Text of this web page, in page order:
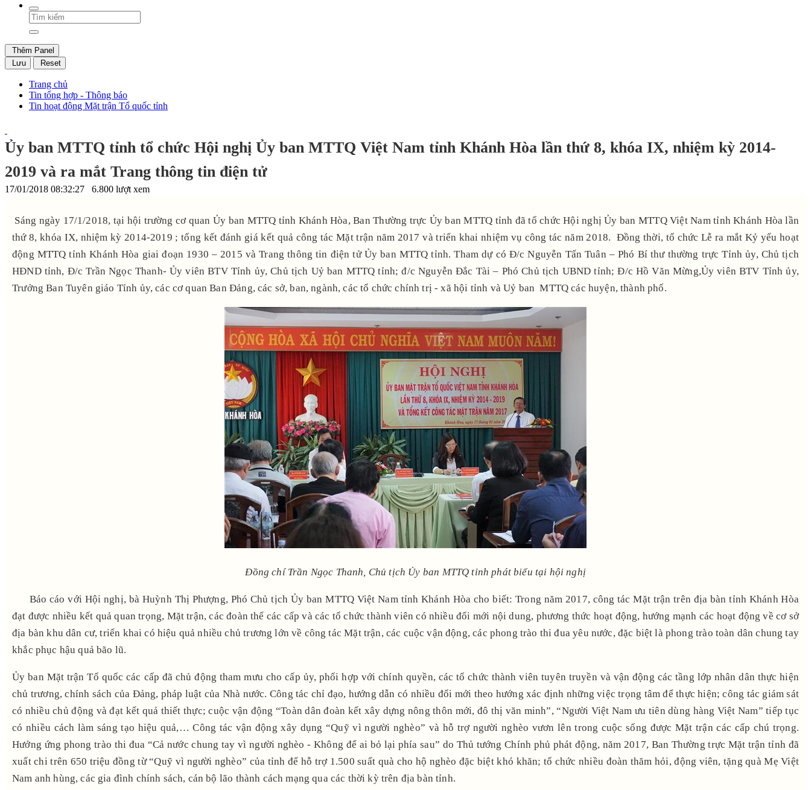
Thêm Panel
Lưu
Reset
Trang chủ
Tin tổng hợp - Thông báo
Tin hoạt động Mặt trận Tổ quốc tỉnh
Ủy ban MTTQ tỉnh tổ chức Hội nghị Ủy ban MTTQ Việt Nam tỉnh Khánh Hòa lần thứ 8, khóa IX, nhiệm kỳ 2014-
2019 và ra mắt Trang thông tin điện tử
17/01/2018 08:32:27 6.800 lượt xem
Sáng ngày 17/1/2018, tại hội trường cơ quan Ủy ban MTTQ tỉnh Khánh Hòa, Ban Thường trực Ủy ban MTTQ tỉnh đã tổ chức Hội nghị Ủy ban MTTQ Việt Nam tỉnh Khánh Hòa lần
thứ 8, khóa IX, nhiệm kỳ 2014-2019 ; tổng kết đánh giá kết quả công tác Mặt trận năm 2017 và triển khai nhiệm vụ công tác năm 2018. Đồng thời, tổ chức Lễ ra mắt Kỷ yếu hoạt
động MTTQ tỉnh Khánh Hòa giai đoạn 1930 – 2015 và Trang thông tin điện tử Ủy ban MTTQ tỉnh. Tham dự có Đ/c Nguyễn Tấn Tuân – Phó Bí thư thường trực Tỉnh ủy, Chủ tịch
HĐND tỉnh, Đ/c Trần Ngọc Thanh- Ủy viên BTV Tỉnh ủy, Chủ tịch Uỷ ban MTTQ tỉnh; đ/c Nguyễn Đắc Tài – Phó Chủ tịch UBND tỉnh; Đ/c Hồ Văn Mừng,Ủy viên BTV Tỉnh ủy,
Trưởng Ban Tuyên giáo Tỉnh ủy, các cơ quan Ban Đảng, các sở, ban, ngành, các tổ chức chính trị - xã hội tỉnh và Uỷ ban MTTQ các huyện, thành phố.
Đồng chí Trần Ngọc Thanh, Chủ tịch Ủy ban MTTQ tỉnh phát biểu tại hội nghị
Báo cáo với Hội nghị, bà Huỳnh Thị Phượng, Phó Chủ tịch Ủy ban MTTQ Việt Nam tỉnh Khánh Hòa cho biết: Trong năm 2017, công tác Mặt trận trên địa bàn tỉnh Khánh Hòa
đạt được nhiều kết quả quan trọng, Mặt trận, các đoàn thể các cấp và các tổ chức thành viên có nhiều đổi mới nội dung, phương thức hoạt động, hướng mạnh các hoạt động về cơ sở
địa bàn khu dân cư, triển khai có hiệu quả nhiều chủ trương lớn về công tác Mặt trận, các cuộc vận động, các phong trào thi đua yêu nước, đặc biệt là phong trào toàn dân chung tay
khắc phục hậu quả bão lũ.
Ủy ban Mặt trận Tổ quốc các cấp đã chủ động tham mưu cho cấp ủy, phối hợp với chính quyền, các tổ chức thành viên tuyên truyền và vận động các tầng lớp nhân dân thực hiện
chủ trương, chính sách của Đảng, pháp luật của Nhà nước. Công tác chỉ đạo, hướng dẫn có nhiều đổi mới theo hướng xác định những việc trọng tâm để thực hiện; công tác giám sát
có nhiều chủ động và đạt kết quả thiết thực; cuộc vận động “Toàn dân đoàn kết xây dựng nông thôn mới, đô thị văn minh”, “Người Việt Nam ưu tiên dùng hàng Việt Nam” tiếp tục
có nhiều cách làm sáng tạo hiệu quả,… Công tác vận động xây dụng “Quỹ vì người nghèo” và hỗ trợ người nghèo vươn lên trong cuộc sống được Mặt trận các cấp chú trọng.
Hưởng ứng phong trào thi đua “Cả nước chung tay vì người nghèo - Không để ai bỏ lại phía sau” do Thủ tướng Chính phủ phát động, năm 2017, Ban Thường trực Mặt trận tỉnh đã
xuất chi trên 650 triệu đồng từ “Quỹ vì người nghèo” của tỉnh để hỗ trợ 1.500 suất quà cho hộ nghèo đặc biệt khó khăn; tổ chức nhiều đoàn thăm hỏi, động viên, tặng quà Mẹ Việt
Nam anh hùng, các gia đình chính sách, cán bộ lão thành cách mạng qua các thời kỳ trên địa bàn tỉnh.